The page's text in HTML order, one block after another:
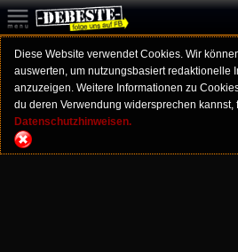
Diese Website verwendet Cookies. Wir
auswerten, um nutzungsbasiert redaktionelle
anzuzeigen. Weitere Informationen zu
du deren Verwendung widersprechen kannst,
Datenschutzhinweisen.